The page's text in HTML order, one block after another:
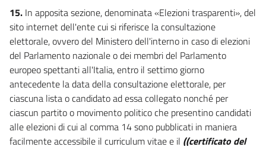
15. In apposita sezione, denominata «Elezioni trasparenti», del
sito internet dell'ente cui si riferisce la consultazione
elettorale, ovvero del Ministero dell'interno in caso di elezioni
del Parlamento nazionale o dei membri del Parlamento
europeo spettanti all'Italia, entro il settimo giorno
antecedente la data della consultazione elettorale, per
ciascuna lista o candidato ad essa collegato nonché per
ciascun partito o movimento politico che presentino candidati
alle elezioni di cui al comma 14 sono pubblicati in maniera
facilmente accessibile il curriculum vitae e il ((certificato del